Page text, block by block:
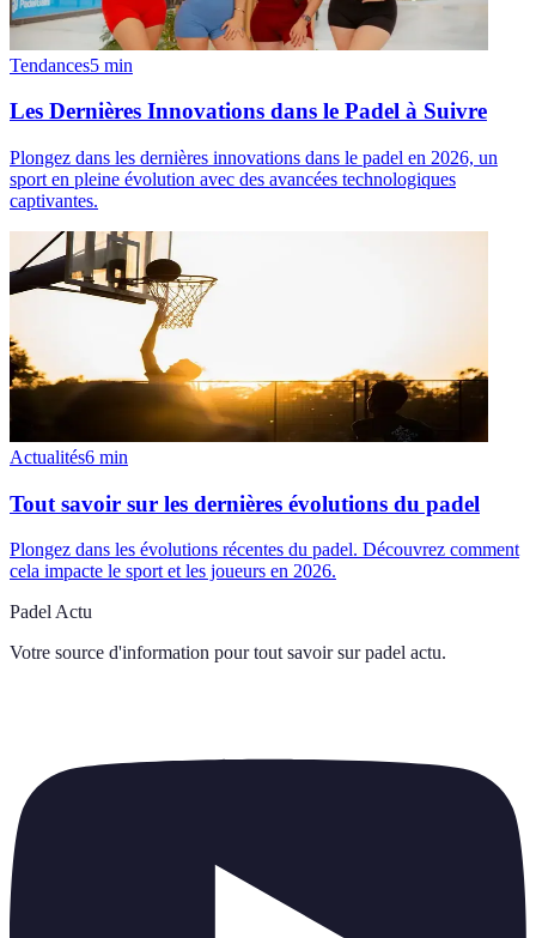
Tendances5 min
Les Dernières Innovations dans le Padel à Suivre
Plongez dans les dernières innovations dans le padel en 2026, un
sport en pleine évolution avec des avancées technologiques
captivantes.
Actualités6 min
Tout savoir sur les dernières évolutions du padel
Plongez dans les évolutions récentes du padel. Découvrez comment
cela impacte le sport et les joueurs en 2026.
Padel Actu
Votre source d'information pour tout savoir sur padel actu.